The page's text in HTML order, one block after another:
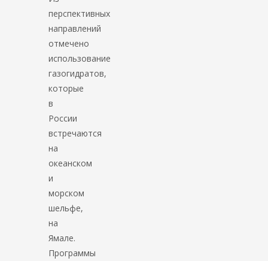
перспективных
направлений
отмечено
использование
газогидратов,
которые
в
России
встречаются
на
океанском
и
морском
шельфе,
на
Ямале.
Программы